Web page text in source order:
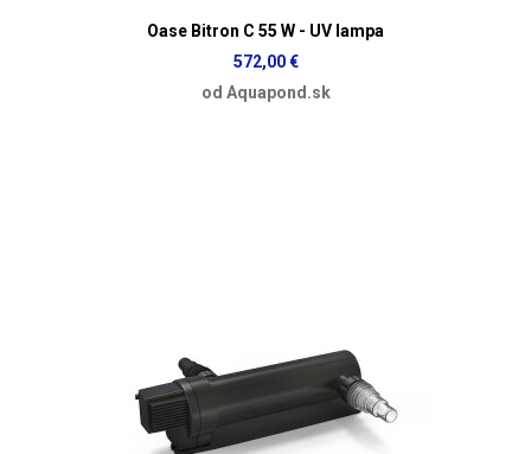
Oase Bitron C 55 W - UV lampa
572,00 €
od Aquapond.sk